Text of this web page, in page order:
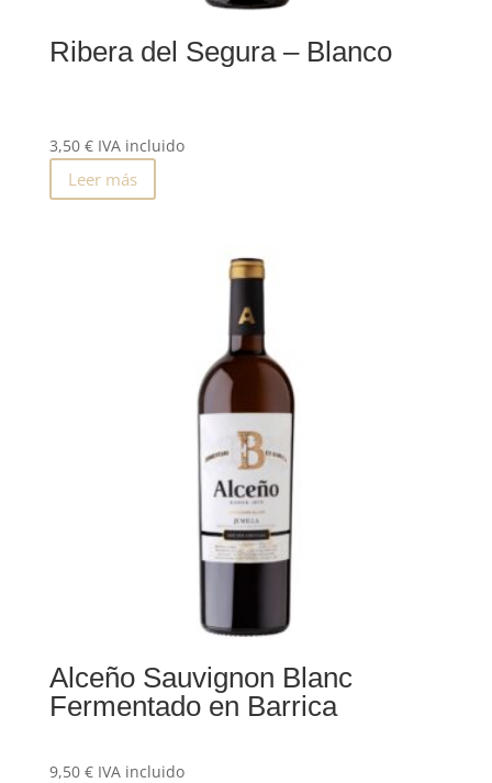
Ribera del Segura – Blanco
3,50 € IVA incluido
Leer más
Alceño Sauvignon Blanc
Fermentado en Barrica
9,50 € IVA incluido